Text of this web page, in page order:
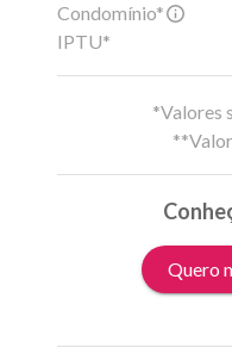
Condomínio*
IPTU*
*Valores
Quero